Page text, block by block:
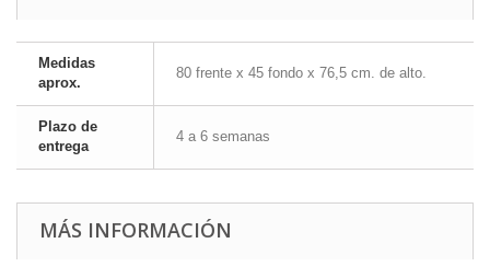
Medidas
aprox.
80 frente x 45 fondo x 76,5 cm. de alto.
Plazo de
entrega
4 a 6 semanas
MÁS INFORMACIÓN